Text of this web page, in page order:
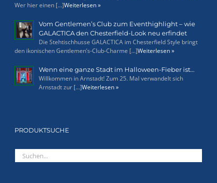
Wer hier einen [...]Weiterlesen »
Vom Gentlemen’s Club zum Eventhighlight – wie
GALACTICA den Chesterfield-Look neu erfindet
Die Stehtischhusse GALACTICA im Chesterfield Style bringt
den ikonischen Gentlemen’s-Club-Charme [...]Weiterlesen »
Wenn eine ganze Stadt im Halloween-Fieber ist…
Willkommen in Arnstadt! Zum 25. Mal verwandelt sich
Arnstadt zur [...]Weiterlesen »
PRODUKTSUCHE